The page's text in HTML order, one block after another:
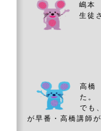
嶋本
生徒
高橋
た。
でも
が早番・高橋講師